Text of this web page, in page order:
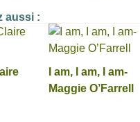
aussi :
I am, I am, I am-
Maggie O’Farrell